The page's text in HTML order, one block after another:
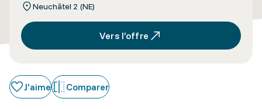
Neuchâtel 2 (NE)
Vers l’offre
J'aime Comparer